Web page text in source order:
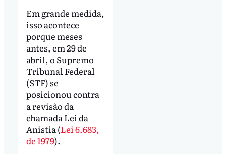
Em grande medida,
isso acontece
porque meses
antes, em 29 de
abril, o Supremo
Tribunal Federal
(STF) se
posicionou contra
a revisão da
chamada Lei da
Anistia (Lei 6.683,
de 1979).